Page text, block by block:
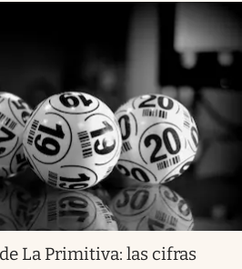
La Primitiva: las cifras